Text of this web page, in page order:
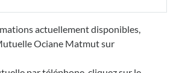
actuellement disponibles,
Ociane Matmut sur